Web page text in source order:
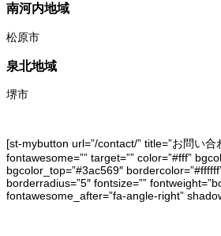
南河内地域
松原市
泉北地域
堺市
[st-mybutton url=”/contact/” title=”お問い合
fontawesome=”” target=”” color=”#fff”
bgcolor_top=”#3ac569″
borderradius=”5″ fontsize=””
fontawesome_after=”fa-angle-right”